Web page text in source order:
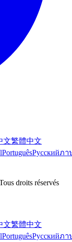
文繁體中文
PortuguêsРусскийภา
droits réservés
文繁體中文
PortuguêsРусскийภา